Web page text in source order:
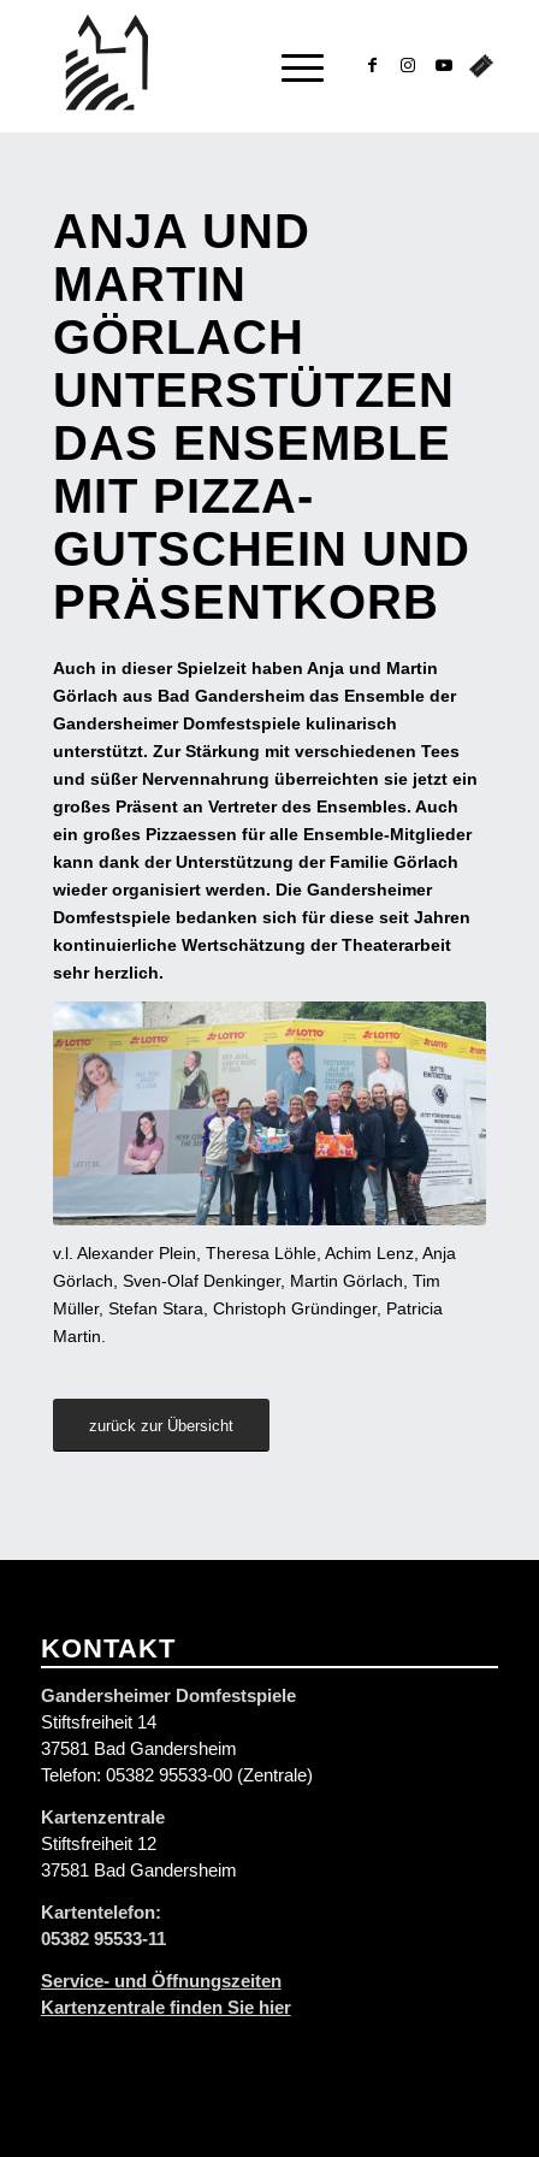
ANJA UND
MARTIN
GÖRLACH
UNTERSTÜTZEN
DAS ENSEMBLE
MIT PIZZA-
GUTSCHEIN UND
PRÄSENTKORB
Auch in dieser Spielzeit haben Anja und Martin
Görlach aus Bad Gandersheim das Ensemble der
Gandersheimer Domfestspiele kulinarisch
unterstützt. Zur Stärkung mit verschiedenen Tees
und süßer Nervennahrung überreichten sie jetzt ein
großes Präsent an Vertreter des Ensembles. Auch
ein großes Pizzaessen für alle Ensemble-Mitglieder
kann dank der Unterstützung der Familie Görlach
wieder organisiert werden. Die Gandersheimer
Domfestspiele bedanken sich für diese seit Jahren
kontinuierliche Wertschätzung der Theaterarbeit
sehr herzlich.
v.l. Alexander Plein, Theresa Löhle, Achim Lenz, Anja
Görlach, Sven-Olaf Denkinger, Martin Görlach, Tim
Müller, Stefan Stara, Christoph Gründinger, Patricia
Martin.
zurück zur Übersicht
KONTAKT
Gandersheimer Domfestspiele
Stiftsfreiheit 14
37581 Bad Gandersheim
Telefon: 05382 95533-00 (Zentrale)
Kartenzentrale
Stiftsfreiheit 12
37581 Bad Gandersheim
Kartentelefon:
05382 95533-11
Service- und Öffnungszeiten
Kartenzentrale finden Sie hier